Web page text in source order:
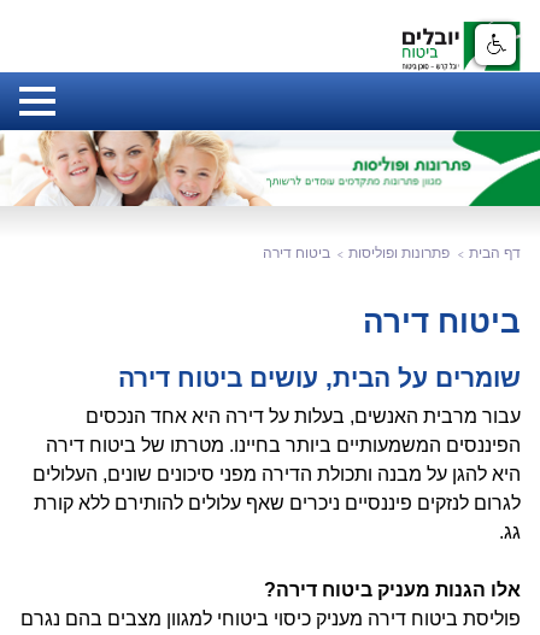
דף הבית פתרונות ופוליסות ביטוח דירה
ביטוח דירה
שומרים על הבית, עושים ביטוח דירה
עבור מרבית האנשים, בעלות על דירה היא אחד הנכסים
הפיננסים המשמעותיים ביותר בחיינו. מטרתו של ביטוח דירה
היא להגן על מבנה ותכולת הדירה מפני סיכונים שונים, העלולים
לגרום לנזקים פיננסיים ניכרים שאף עלולים להותירם ללא קורת
גג.
אלו הגנות מעניק ביטוח דירה?
פוליסת ביטוח דירה מעניק כיסוי ביטוחי למגוון מצבים בהם נגרם